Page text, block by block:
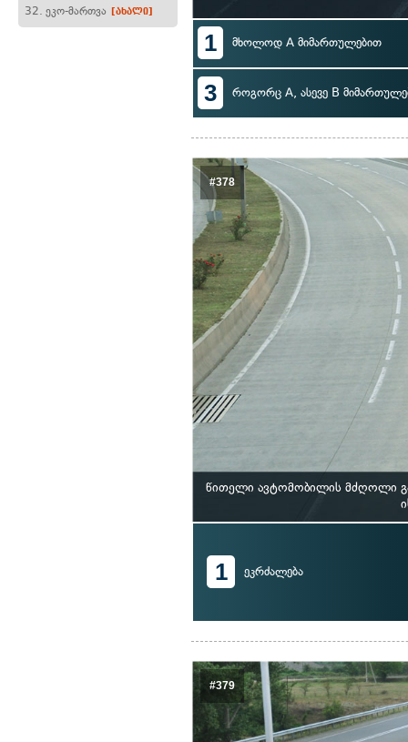
32. ეკო-მართვა [ახალი]
1 მხოლოდ A მიმართულებით
3 როგორც A, ასევე B
#378
წითელი ავტომობილის მძღოლი
1 ეკრძალება
#379